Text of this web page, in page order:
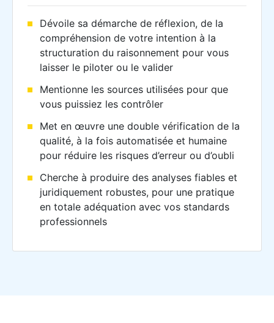
Dévoile sa démarche de réflexion, de la
compréhension de votre intention à la
structuration du raisonnement pour vous
laisser le piloter ou le valider
Mentionne les sources utilisées pour que
vous puissiez les contrôler
Met en œuvre une double vérification de la
qualité, à la fois automatisée et humaine
pour réduire les risques d’erreur ou d’oubli
Cherche à produire des analyses fiables et
juridiquement robustes, pour une pratique
en totale adéquation avec vos standards
professionnels